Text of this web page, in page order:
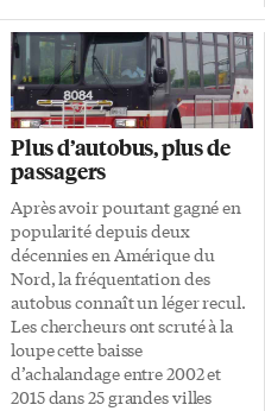
Plus d’autobus, plus de
passagers
Après avoir pourtant gagné en
popularité depuis deux
décennies en Amérique du
Nord, la fréquentation des
autobus connaît un léger recul.
Les chercheurs ont scruté à la
loupe cette baisse
d’achalandage entre 2002 et
2015 dans 25 grandes villes